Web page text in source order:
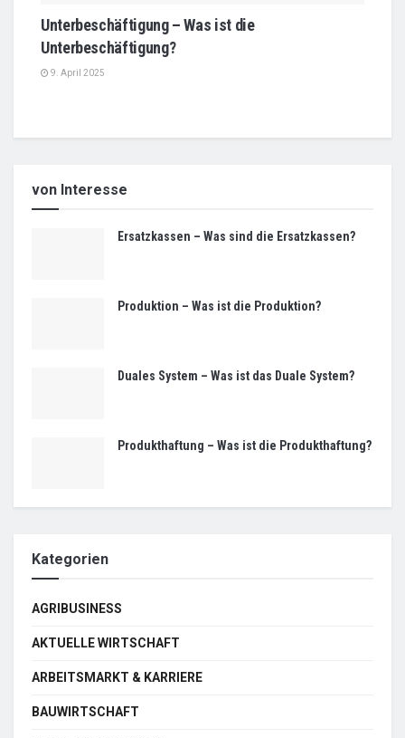
Unterbeschäftigung – Was ist die
Unterbeschäftigung?
9. April 2025
von Interesse
Ersatzkassen – Was sind die Ersatzkassen?
Produktion – Was ist die Produktion?
Duales System – Was ist das Duale System?
Produkthaftung – Was ist die Produkthaftung?
Kategorien
AGRIBUSINESS
AKTUELLE WIRTSCHAFT
ARBEITSMARKT & KARRIERE
BAUWIRTSCHAFT